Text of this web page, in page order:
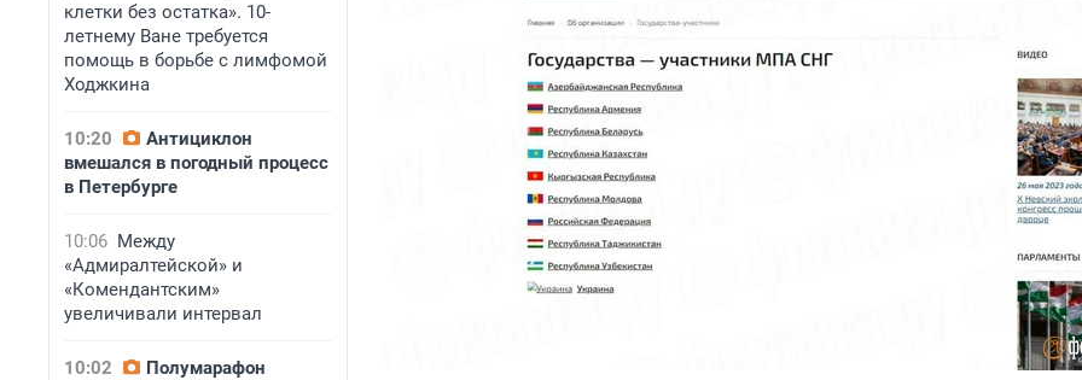
клетки без остатка». 10-
летнему Ване требуется
помощь в борьбе с лимфомой
Ходжкина
10:20
Антициклон
вмешался в погодный процесс
в Петербурге
10:06 Между
«Адмиралтейской» и
«Комендантским»
увеличивали интервал
10:02
Полумарафон